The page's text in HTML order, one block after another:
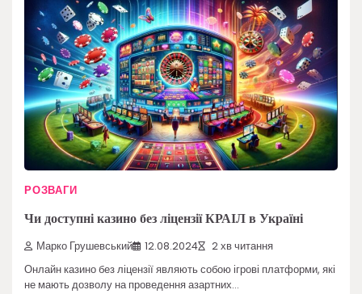
РОЗВАГИ
Чи доступні казино без ліцензії КРАІЛ в Україні
Марко Грушевський 12.08.2024 2 хв читання
Онлайн казино без ліцензії являють собою ігрові платформи, які
не мають дозволу на проведення азартних…